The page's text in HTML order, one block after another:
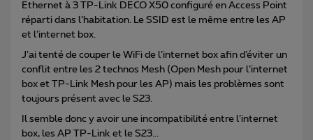
Ethernet à 3 TP-Link DECO X50 configuré en Access Point
réparti dans l’habitation. Le SSID est le même entre les AP
et l’internet box.
J’ai tenté de couper le WiFi de l’internet box afin d’éviter un
conflit entre les 2 technos Mesh (Open Mesh pour l’internet
box et TP-Link Mesh pour les AP) mais les problèmes sont
toujours présent avec le S23.
Il semble donc y avoir une incompatibilité entre l’internet
box, les AP TP-Link et le S23...